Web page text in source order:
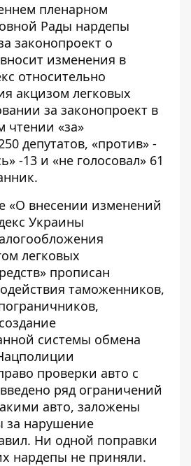
пленарном
Рады нардепы
законопроект о
изменения в
относительно
акцизом легковых
за законопроект в
чтении «за»
депутатов, «против» -
-13 и «не голосовал» 61
«О внесении изменений
Украины
легковых
прописан
таможенников,
системы обмена
проверки авто с
ряд ограничений
авто, заложены
за нарушение
Ни одной поправки
нардепы не приняли.